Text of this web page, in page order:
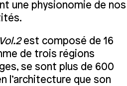
une physionomie de nos
est composé de 16
de trois régions
se sont plus de 600
l’architecture que son